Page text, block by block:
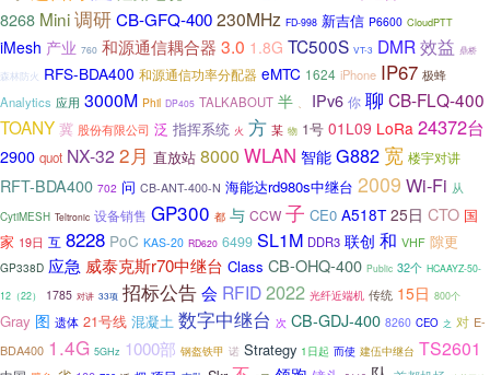
8268 Mini调研CB-GFQ-400230MHz FD-998 新吉信 P6600 CloudPTT
iMesh 产业 760 和源通信耦合器 3.0 1.8G TC500S VT-3 DMR 效益 鼎桥
森林防火 RFS-BDA400 和源通信功率分配器 eMTC 1624 iPhone IP67 极蜂
Analytics 应用 3000M Phil DP405 TALKABOUT 半 、 IPv6 你 聊 CB-FLQ-400
TOANY 冀 股份有限公司 泛 指挥系统 火 方 某 物 1号 01L09 LoRa 24372台
2900 quot NX-32 2月 直放站 8000WLAN 智能 G882 宽 楼宇对讲
RFT-BDA400 702 问 CB-ANT-400-N 海能达rd980s中继台 2009 Wi-Fi 从
CytiMESH Teltronic 设备销售 GP300 都 与 CCW 子 CE0 A518T 25日 CTO 国
家 19日 互 8228 PoC KAS-20 RD620 6499 SL1M DDR3 联创 和 VHF 隙更
GP338D 应急 威泰克斯r70中继台 Class CB-OHQ-400 Public 32个 HCAAYZ-50-
12（22）
1785 对讲 33项 招标公告会 RFID2022 光纤近端机 传统 15日 800个
Gray 图 遗体 21号线 混凝土 数字中继台 次 CB-GDJ-400 8260 CEO 之 对 E-
BDA400 1.4G 5GHz 1000部 钢盔铁甲 诺 Strategy 1日起 而使 建伍中继台 TS2601